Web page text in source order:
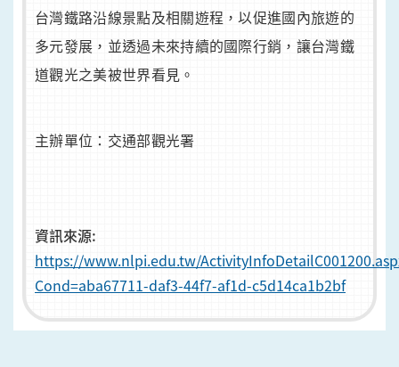
台灣鐵路沿線景點及相關遊程，以促進國內旅遊的
多元發展，並透過未來持續的國際行銷，讓台灣鐵
道觀光之美被世界看見。
主辦單位：交通部觀光署
資訊來源:
https://www.nlpi.edu.tw/
Cond=aba67711-daf3-44f7-af1d-c5d14ca1b2bf